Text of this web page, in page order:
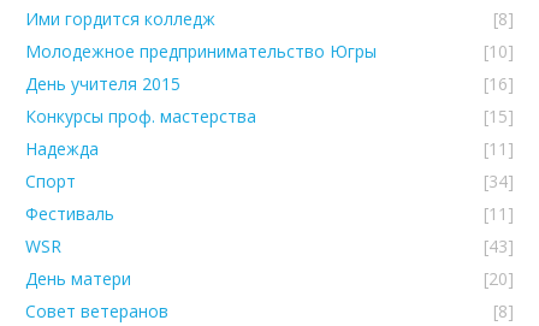
Ими гордится колледж
[8]
Молодежное предпринимательство Югры
[10]
День учителя 2015
[16]
Конкурсы проф. мастерства
[15]
Надежда
[11]
Спорт
[34]
Фестиваль
[11]
WSR
[43]
День матери
[20]
Совет ветеранов
[8]